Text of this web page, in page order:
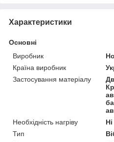
Характеристики
Основні
Виробник
Країна виробник
Застосування матеріалу
Необхідність нагріву
Ні
Тип